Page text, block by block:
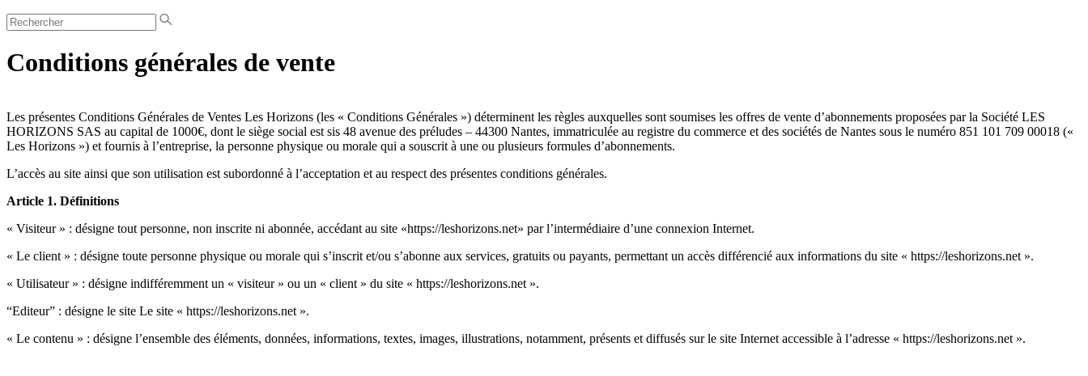
Conditions générales de vente
Les présentes Conditions Générales de Ventes Les Horizons (les « Conditions Générales ») déterminent les règles auxquelles sont soumises les offres de vente d’abonnements proposées par la Société LES
HORIZONS SAS au capital de 1000€, dont le siège social est sis 48 avenue des préludes – 44300 Nantes, immatriculée au registre du commerce et des sociétés de Nantes sous le numéro 851 101 709 00018 («
Les Horizons ») et fournis à l’entreprise, la personne physique ou morale qui a souscrit à une ou plusieurs formules d’abonnements.
L’accès au site ainsi que son utilisation est subordonné à l’acceptation et au respect des présentes conditions générales.
Article 1. Définitions
« Visiteur » : désigne tout personne, non inscrite ni abonnée, accédant au site «https://leshorizons.net» par l’intermédiaire d’une connexion Internet.
« Le client » : désigne toute personne physique ou morale qui s’inscrit et/ou s’abonne aux services, gratuits ou payants, permettant un accès différencié aux informations du site « https://leshorizons.net ».
« Utilisateur » : désigne indifféremment un « visiteur » ou un « client » du site « https://leshorizons.net ».
“Editeur” : désigne le site Le site « https://leshorizons.net ».
« Le contenu » : désigne l’ensemble des éléments, données, informations, textes, images, illustrations, notamment, présents et diffusés sur le site Internet accessible à l’adresse « https://leshorizons.net ».